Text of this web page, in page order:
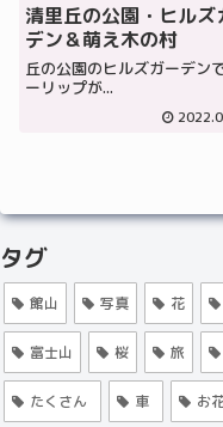
清里丘の公園・ヒルズ
デン＆萌え木の村
丘の公園のヒルズガーデン
ーリップが...
タグ
館山 写真 花
富士山 桜 旅
たくさん 車 お